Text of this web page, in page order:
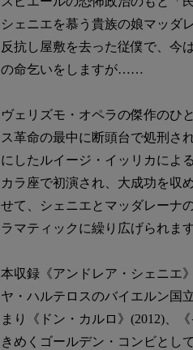
シェニエを慕う貴族の娘マッダ
反抗し屋敷を去った従僕で、今
の命乞いをしますが……
ヴェリズモ・オペラの傑作のひ
ス革命の最中に断頭台で処刑さ
にしたルイージ・イッリカによ
カラ座で初演され、大成功を収
せて、シェニエとマッダレーナ
ラマティックに繰り広げられま
本収録《アンドレア・シェニエ
ヤ・ハルテロスのバイエルン国
まり《ドン・カルロ》(2012)、
きめくゴールデン・コンビとし